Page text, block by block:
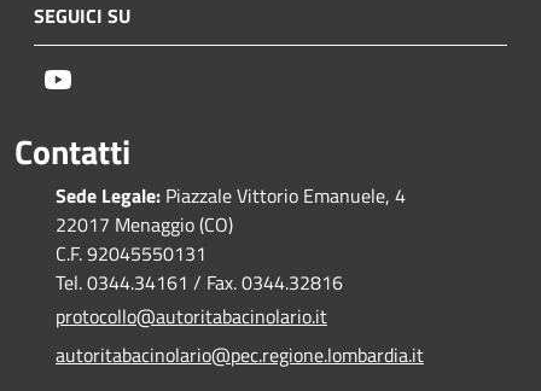
SEGUICI SU
Contatti
Sede Legale: Piazzale Vittorio Emanuele, 4
22017 Menaggio (CO)
C.F. 92045550131
Tel. 0344.34161 / Fax. 0344.32816
protocollo@autoritabacinolario.it
autoritabacinolario@pec.regione.lombardia.it